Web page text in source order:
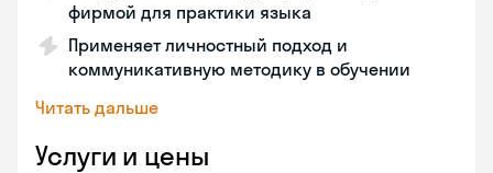
фирмой для практики языка
Применяет личностный подход и
коммуникативную методику в обучении
Читать дальше
Услуги и цены